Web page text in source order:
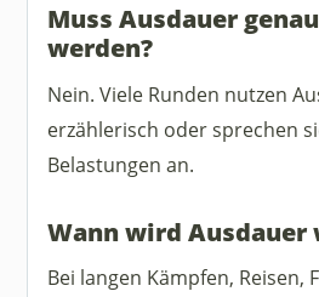
Muss Ausdauer
werden?
Nein. Viele Runden nutzen
erzählerisch oder sprechen
Belastungen an.
Wann wird Ausdauer
Bei langen Kämpfen, Reisen,